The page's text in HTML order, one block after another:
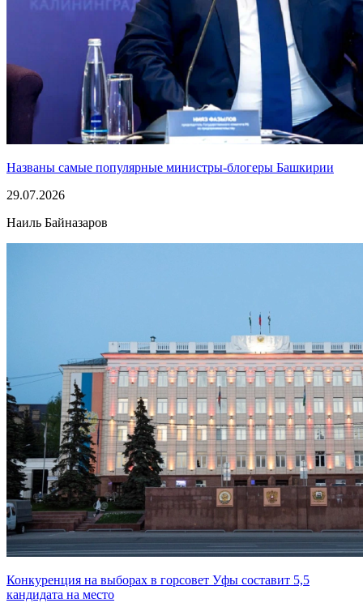
Названы самые популярные министры-блогеры Башкирии
29.07.2026
Наиль Байназаров
Конкуренция на выборах в горсовет Уфы составит 5,5
кандидата на место